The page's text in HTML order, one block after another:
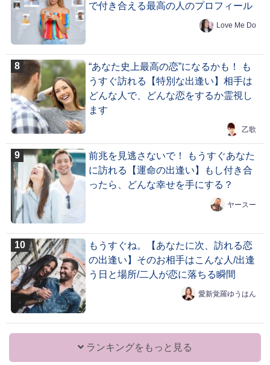
で付き合える最高の人のプロフィール
Love Me Do
“あなた史上最高の恋”になるかも！ も
うすぐ訪れる【特別な出逢い】相手は
どんな人で、どんな恋をするか霊視し
ます
乙歌
前兆を見逃さないで！ もうすぐあなた
に訪れる【運命の出逢い】もし付き合
ったら、どんな幸せを手にする？
ヤースー
もうすぐね。【あなたに次、訪れる恋
の出逢い】そのお相手はこんな人/出逢
う日と場所/二人が恋に落ちる瞬間
愛新覚羅ゆうはん
ランキングをもっと見る